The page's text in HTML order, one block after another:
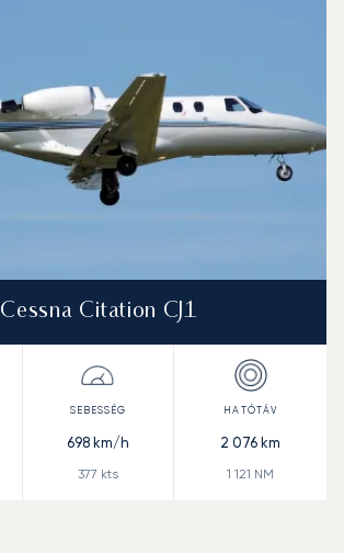
Cessna Citation CJ1
698km/h
377 kts
2 076 km
1 121 NM